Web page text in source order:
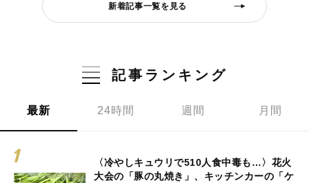
新着記事一覧を見る
記事ランキング
最新 24時間 週間 月間
〈冷やしキュウリで510人食中毒も…〉花火
大会の「豚の丸焼き」、キッチンカーの「ケ